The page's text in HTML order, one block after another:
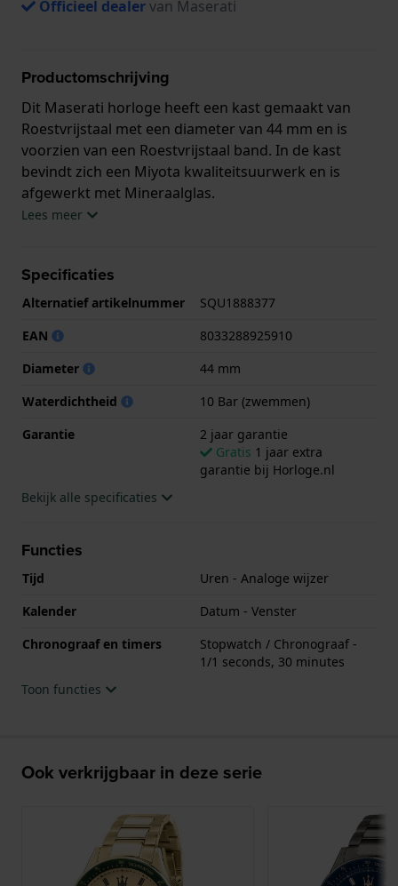
Officieel dealervan Maserati
Productomschrijving
Dit Maserati horloge heeft een kast gemaakt van
Roestvrijstaal met een diameter van 44 mm en is
voorzien van een Roestvrijstaal band. In de kast
bevindt zich een Miyota kwaliteitsuurwerk en is
afgewerkt met Mineraalglas.
horloge geleverd met 2 jaar garantie.
Lees meer
Specificaties
Alternatief artikelnummer
SQU1888377
EAN
8033288925910
Diameter
44 mm
Waterdichtheid
10 Bar (zwemmen)
Garantie
2 jaar garantie
Gratis 1 jaar extra
garantie bij Horloge.nl
Bekijk alle specificaties
Functies
Tijd
Uren - Analoge wijzer
Kalender
Datum - Venster
Chronograaf en timers
Stopwatch / Chronograaf -
1/1 seconds, 30 minutes
Toon functies
Ook verkrijgbaar in deze serie